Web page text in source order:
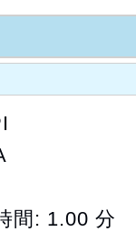
間: 1.00 分